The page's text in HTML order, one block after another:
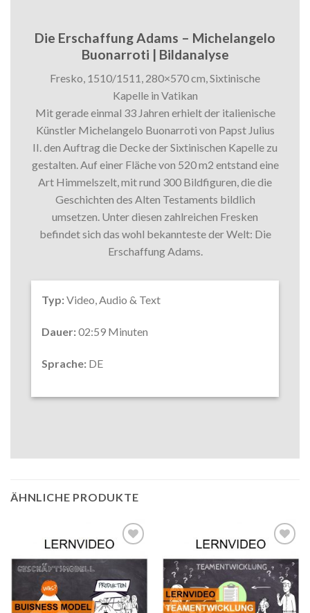
Die Erschaffung Adams – Michelangelo
Buonarroti | Bildanalyse
Fresko, 1510/1511, 280×570 cm, Sixtinische
Kapelle in Vatikan
Mit gerade einmal 33 Jahren erhielt der italienische
Künstler Michelangelo Buonarroti von Papst Julius
II. den Auftrag die Decke der Sixtinischen Kapelle zu
gestalten. Auf einer Fläche von 520 m2 entstand eine
Art Himmelszelt, mit rund 300 Bildfiguren, die die
Geschichten des Alten Testaments bildlich
umsetzen. Unter diesen zahlreichen Fresken
befindet sich das wohl bekannteste der Welt: Die
Erschaffung Adams.
Typ:Video, Audio & Text
Dauer:02:59 Minuten
Sprache: DE
ÄHNLICHE PRODUKTE
Wunschliste
Wunschliste